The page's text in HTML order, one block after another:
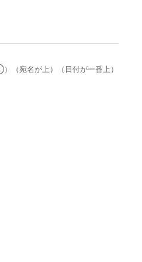
（宛名が上）（日付が一番上）